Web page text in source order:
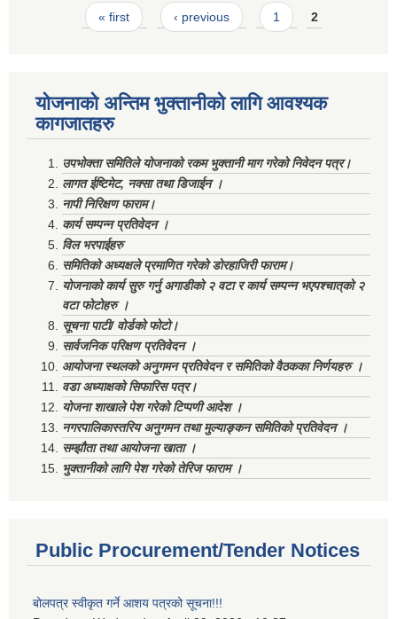
Pages« first ‹ previous 1 2
योजनाको अन्तिम भुक्तानीको लागि आवश्यक
कागजातहरु
उपभोक्ता समितिले योजनाको रकम भुक्तानी माग गरेको निवेदन पत्र।
लागत ईष्टिमेट, नक्सा तथा डिजाईन ।
नापी निरिक्षण फाराम।
कार्य सम्पन्न प्रतिवेदन ।
विल भरपाईहरु
समितिको अध्यक्षले प्रमाणित गरेको डोरहाजिरी फाराम।
योजनाको कार्य सुरु गर्नु अगाडीको २ वटा र कार्य सम्पन्न भएपश्चात्‌को २
वटा फोटोहरु ।
सूचना पाटी/ वोर्डको फोटो।
सार्वजनिक परिक्षण प्रतिवेदन ।
आयोजना स्थलको अनुगमन प्रतिवेदन र समितिको वैठकका निर्णयहरु ।
वडा अध्याक्षको सिफारिस पत्र।
योजना शाखाले पेश गरेको टिप्पणी आदेश ।
नगरपालिकास्तरिय अनुगमन तथा मुल्याङ्कन समितिको प्रतिवेदन ।
सम्झौता तथा आयोजना खाता ।
भुक्तानीको लागि पेश गरेको तेरिज फाराम ।
Public Procurement/Tender Notices
बोलपत्र स्वीकृत गर्ने आशय पत्रको सूचना!!!